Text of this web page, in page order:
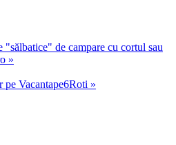
de campare cu cortul sau
»
pe Vacantape6Roti »